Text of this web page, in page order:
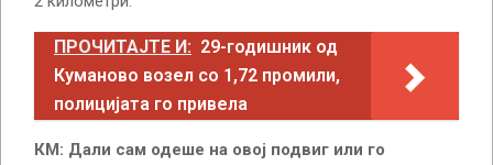
ПРОЧИТАЈТЕ И: 29-годишник од
Куманово возел со 1,72 промили,
полицијата го привела
КМ: Дали сам одеше на овој подвиг или го